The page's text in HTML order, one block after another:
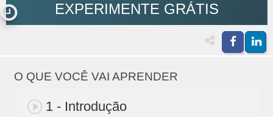
EXPERIMENTE GRÁTIS
O QUE VOCÊ VAI APRENDER
1 - Introdução